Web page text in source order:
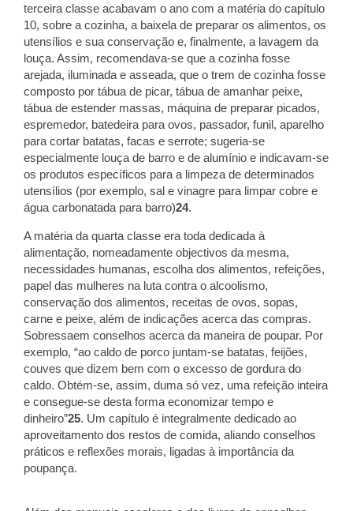
terceira classe acabavam o ano com a matéria do capítulo
10, sobre a cozinha, a baixela de preparar os alimentos, os
utensílios e sua conservação e, finalmente, a lavagem da
louça. Assim, recomendava-se que a cozinha fosse
arejada, iluminada e asseada, que o trem de cozinha fosse
composto por tábua de picar, tábua de amanhar peixe,
tábua de estender massas, máquina de preparar picados,
espremedor, batedeira para ovos, passador, funil, aparelho
para cortar batatas, facas e serrote; sugeria-se
especialmente louça de barro e de alumínio e indicavam-se
os produtos específicos para a limpeza de determinados
utensílios (por exemplo, sal e vinagre para limpar cobre e
água carbonatada para barro)24.
A matéria da quarta classe era toda dedicada à
alimentação, nomeadamente objectivos da mesma,
necessidades humanas, escolha dos alimentos, refeições,
papel das mulheres na luta contra o alcoolismo,
conservação dos alimentos, receitas de ovos, sopas,
carne e peixe, além de indicações acerca das compras.
Sobressaem conselhos acerca da maneira de poupar. Por
exemplo, “ao caldo de porco juntam-se batatas, feijões,
couves que dizem bem com o excesso de gordura do
caldo. Obtém-se, assim, duma só vez, uma refeição inteira
e consegue-se desta forma economizar tempo e
dinheiro”25. Um capítulo é integralmente dedicado ao
aproveitamento dos restos de comida, aliando conselhos
práticos e reflexões morais, ligadas à importância da
poupança.